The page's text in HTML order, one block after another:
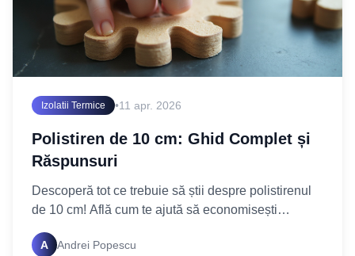
Izolatii Termice •11 apr. 2026
Polistiren de 10 cm: Ghid Complet și
Răspunsuri
Descoperă tot ce trebuie să știi despre polistirenul
de 10 cm! Află cum te ajută să economisești
energie, tipuri, avantaje și întrebări frecvente.
Izolează
A Andrei Popescu